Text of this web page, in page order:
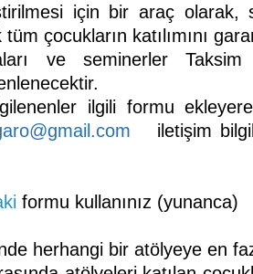
için bir araç olarak,
tüm çocukların katılımını
ve seminerler Taksim
ilgili formu
iletişim
formu kullanınız (yunanca)
herhangi bir atölyeye en